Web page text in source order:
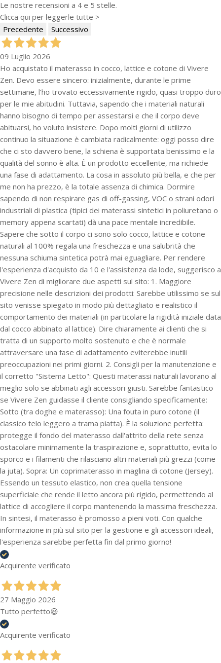
Le nostre recensioni a 4 e 5 stelle.
Clicca qui per leggerle tutte >
Precedente
Successivo
09 Luglio 2026
Ho acquistato il materasso in cocco, lattice e cotone di Vivere
Zen. Devo essere sincero: inizialmente, durante le prime
settimane, l'ho trovato eccessivamente rigido, quasi troppo duro
per le mie abitudini. Tuttavia, sapendo che i materiali naturali
hanno bisogno di tempo per assestarsi e che il corpo deve
abituarsi, ho voluto insistere. Dopo molti giorni di utilizzo
continuo la situazione è cambiata radicalmente: oggi posso dire
che ci sto davvero bene, la schiena è supportata benissimo e la
qualità del sonno è alta. È un prodotto eccellente, ma richiede
una fase di adattamento. La cosa in assoluto più bella, e che per
me non ha prezzo, è la totale assenza di chimica. Dormire
sapendo di non respirare gas di off-gassing, VOC o strani odori
industriali di plastica (tipici dei materassi sintetici in poliuretano o
memory appena scartati) dà una pace mentale incredibile.
Sapere che sotto il corpo ci sono solo cocco, lattice e cotone
naturali al 100% regala una freschezza e una salubrità che
nessuna schiuma sintetica potrà mai eguagliare. Per rendere
l'esperienza d'acquisto da 10 e l'assistenza da lode, suggerisco a
Vivere Zen di migliorare due aspetti sul sito: 1. Maggiore
precisione nelle descrizioni dei prodotti: Sarebbe utilissimo se sul
sito venisse spiegato in modo più dettagliato e realistico il
comportamento dei materiali (in particolare la rigidità iniziale data
dal cocco abbinato al lattice). Dire chiaramente ai clienti che si
tratta di un supporto molto sostenuto e che è normale
attraversare una fase di adattamento eviterebbe inutili
preoccupazioni nei primi giorni. 2. Consigli per la manutenzione e
il corretto "Sistema Letto": Questi materassi naturali lavorano al
meglio solo se abbinati agli accessori giusti. Sarebbe fantastico
se Vivere Zen guidasse il cliente consigliando specificamente:
Sotto (tra doghe e materasso): Una fouta in puro cotone (il
classico telo leggero a trama piatta). È la soluzione perfetta:
protegge il fondo del materasso dall'attrito della rete senza
ostacolare minimamente la traspirazione e, soprattutto, evita lo
sporco e i filamenti che rilasciano altri materiali più grezzi (come
la juta). Sopra: Un coprimaterasso in maglina di cotone (Jersey).
Essendo un tessuto elastico, non crea quella tensione
superficiale che rende il letto ancora più rigido, permettendo al
lattice di accogliere il corpo mantenendo la massima freschezza.
In sintesi, il materasso è promosso a pieni voti. Con qualche
informazione in più sul sito per la gestione e gli accessori ideali,
l'esperienza sarebbe perfetta fin dal primo giorno!
Acquirente verificato
27 Maggio 2026
Tutto perfetto😃
Acquirente verificato
Pareti attrezzate
Cucine
Materassi ad hoc
DISCIPLINE
Scuole / Operatori Shiatsu
App Shiatsu e agopuntura
Yoga
OUTLET